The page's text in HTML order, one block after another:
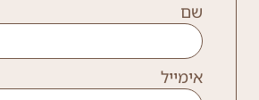
שם
אימייל